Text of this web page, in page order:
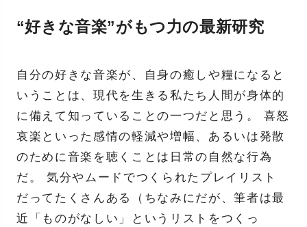
“好きな音楽”がもつ力の最新研究
自分の好きな音楽が、自身の癒しや糧になると
いうことは、現代を生きる私たち人間が身体的
に備えて知っていることの一つだと思う。 喜怒
哀楽といった感情の軽減や増幅、あるいは発散
のために音楽を聴くことは日常の自然な行為
だ。 気分やムードでつくられたプレイリスト
だってたくさんある（ちなみにだが、筆者は最
近「ものがなしい」というリストをつくっ